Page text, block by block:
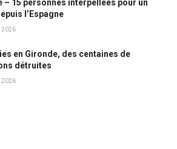
– 15 personnes interpellées pour un
l’Espagne
2026
en Gironde, des centaines de
détruites
2026